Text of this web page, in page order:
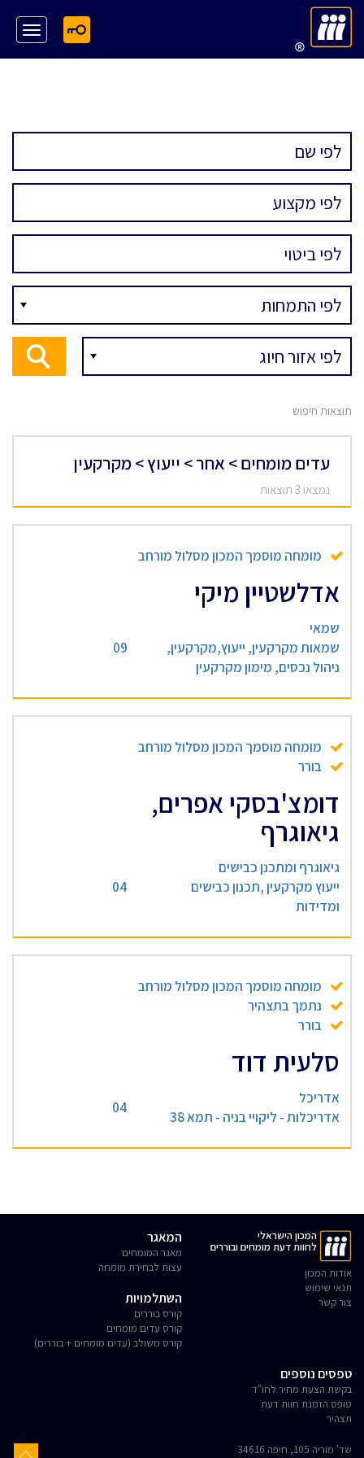
תוצאות חיפוש
עדים מומחים > אחר > ייעוץ > מקרקעין
נמצאו 3 תוצאות
מומחה מוסמך המכון מסלול מורחב
אדלשטיין מיקי
שמאי
שמאות מקרקעין, ייעוץ,מקרקעין,
ניהול נכסים, מימון מקרקעין
09
מומחה מוסמך המכון מסלול מורחב
בורר
דומצ'בסקי אפרים,
גיאוגרף
גיאוגרף ומתכנן כבישים
ייעוץ מקרקעין ,תכנון כבישים
ומדידות
04
מומחה מוסמך המכון מסלול מורחב
נתמך בתצהיר
בורר
סלעית דוד
אדריכל
אדריכלות - ליקויי בניה - תמא 38
04
המכון הישראלי
לחוות דעת מומחים ובוררים
אודות המכון
תנאי שימוש
צור קשר
המאגר
מאגר המומחים
עצות לבחירת מומחה
השתלמויות
קורס בוררים
קורס עדים מומחים
קורס משולב (עדים מומחים + בוררים)
טפסים נוספים
בקשת הצעת מחיר לחו"ד
טופס הזמנת חוות דעת
תצהיר
שד' מוריה 105, חיפה 34616